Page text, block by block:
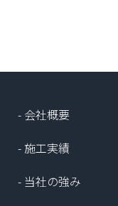
- 会社概要
- 施工実績
- 当社の強み